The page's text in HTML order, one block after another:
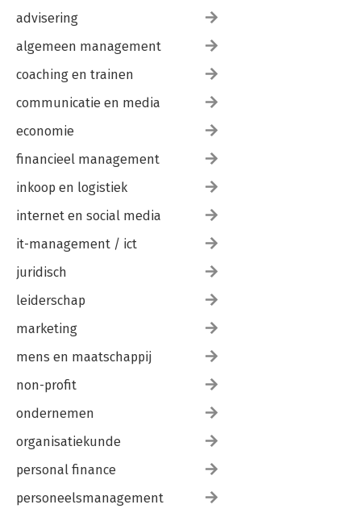
advisering
algemeen management
coaching en trainen
communicatie en media
economie
financieel management
inkoop en logistiek
internet en social media
it-management / ict
juridisch
leiderschap
marketing
mens en maatschappij
non-profit
ondernemen
organisatiekunde
personal finance
personeelsmanagement